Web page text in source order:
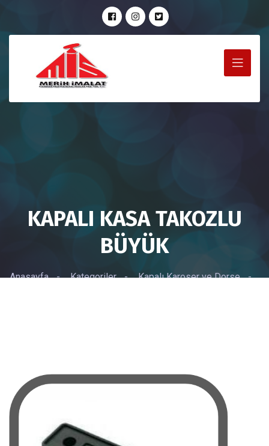
KAPALI KASA TAKOZLU
BÜYÜK
Anasayfa - Kategoriler - Kapalı Karoser ve Dorse
-